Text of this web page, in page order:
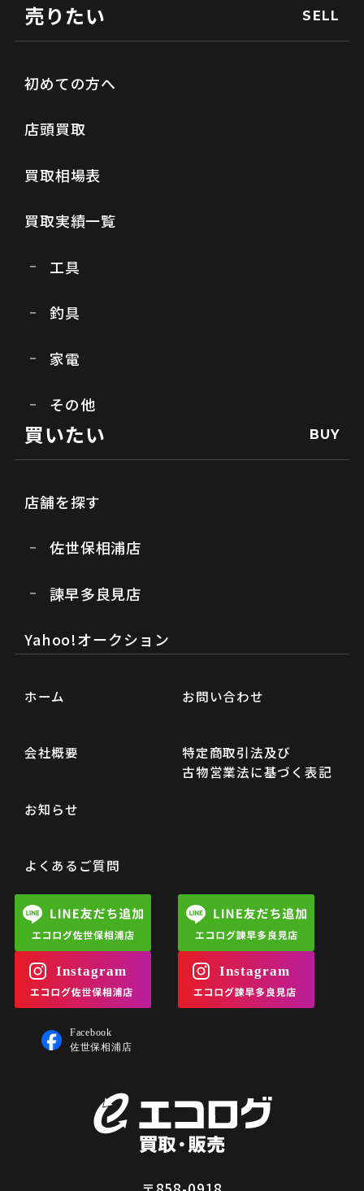
売りたい SELL
初めての方へ
店頭買取
買取相場表
買取実績一覧
工具
釣具
家電
その他
買いたい BUY
店舗を探す
佐世保相浦店
諫早多良見店
Yahoo!オークション
ホーム
会社概要
お知らせ
よくあるご質問
お問い合わせ
特定商取引法及び
古物営業法に基づく表記